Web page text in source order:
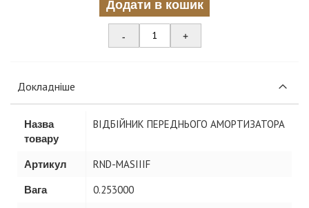
Додати в кошик
- +
Докладніше
Назва
товару
ВІДБІЙНИК ПЕРЕДНЬОГО АМОРТИЗАТОРА
Артикул RND-MASIIIF
Вага 0.253000